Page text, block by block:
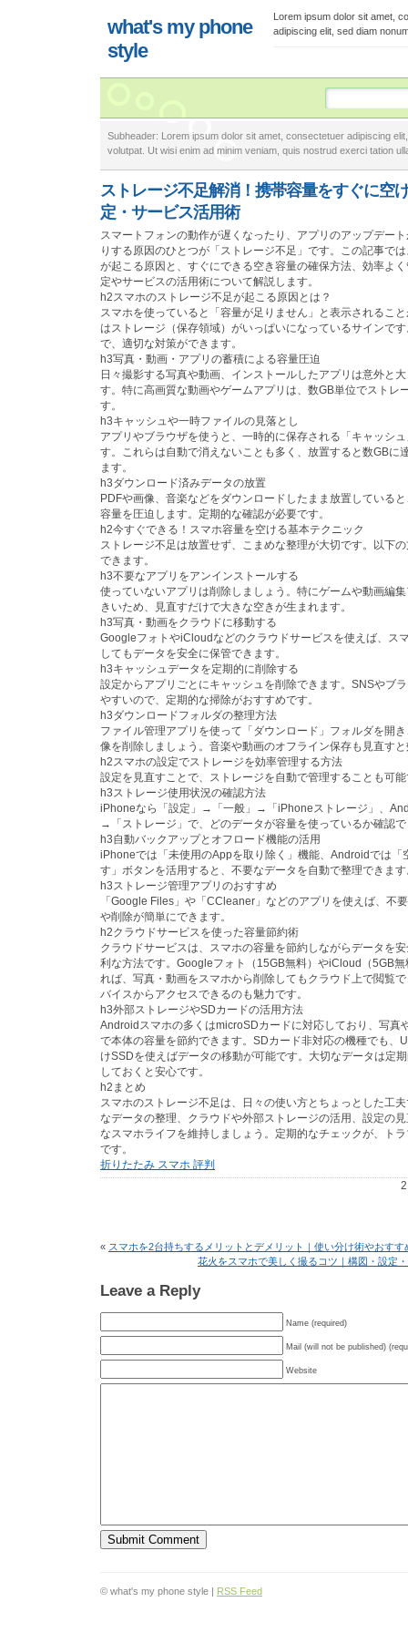
Lorem ipsum dolor sit amet,
adipiscing elit, sed diam
what's my phone
style
Subheader: Lorem ipsum dolor sit amet, consectetuer adipiscing
volutpat. Ut wisi enim ad minim veniam, quis nostrud exerci tation
ストレージ不足解消！携帯容量をすぐに空
定・サービス活用術
スマートフォンの動作が遅くなったり、アプリのアップデー
りする原因のひとつが「ストレージ不足」です。この記事で
が起こる原因と、すぐにできる空き容量の確保方法、効率よ
定やサービスの活用術について解説します。
h2スマホのストレージ不足が起こる原因とは？
スマホを使っていると「容量が足りません」と表示されるこ
はストレージ（保存領域）がいっぱいになっているサインで
で、適切な対策ができます。
h3写真・動画・アプリの蓄積による容量圧迫
日々撮影する写真や動画、インストールしたアプリは意外と
す。特に高画質な動画やゲームアプリは、数GB単位でストレ
す。
h3キャッシュや一時ファイルの見落とし
アプリやブラウザを使うと、一時的に保存される「キャッシ
す。これらは自動で消えないことも多く、放置すると数GBに
ます。
h3ダウンロード済みデータの放置
PDFや画像、音楽などをダウンロードしたまま放置している
容量を圧迫します。定期的な確認が必要です。
h2今すぐできる！スマホ容量を空ける基本テクニック
ストレージ不足は放置せず、こまめな整理が大切です。以下
できます。
h3不要なアプリをアンインストールする
使っていないアプリは削除しましょう。特にゲームや動画編
きいため、見直すだけで大きな空きが生まれます。
h3写真・動画をクラウドに移動する
GoogleフォトやiCloudなどのクラウドサービスを使えば、ス
してもデータを安全に保管できます。
h3キャッシュデータを定期的に削除する
設定からアプリごとにキャッシュを削除できます。SNSやブ
やすいので、定期的な掃除がおすすめです。
h3ダウンロードフォルダの整理方法
ファイル管理アプリを使って「ダウンロード」フォルダを開
像を削除しましょう。音楽や動画のオフライン保存も見直す
h2スマホの設定でストレージを効率管理する方法
設定を見直すことで、ストレージを自動で管理することも可
h3ストレージ使用状況の確認方法
iPhoneなら「設定」→「一般」→「iPhoneストレージ」、
→「ストレージ」で、どのデータが容量を使っているか確認
h3自動バックアップとオフロード機能の活用
iPhoneでは「未使用のAppを取り除く」機能、Androidでは「
す」ボタンを活用すると、不要なデータを自動で整理できま
h3ストレージ管理アプリのおすすめ
「Google Files」や「CCleaner」などのアプリを使えば、不
や削除が簡単にできます。
h2クラウドサービスを使った容量節約術
クラウドサービスは、スマホの容量を節約しながらデータを
利な方法です。Googleフォト（15GB無料）やiCloud（5GB
れば、写真・動画をスマホから削除してもクラウド上で閲覧
バイスからアクセスできるのも魅力です。
h3外部ストレージやSDカードの活用方法
Androidスマホの多くはmicroSDカードに対応しており、写真
で本体の容量を節約できます。SDカード非対応の機種でも、
けSSDを使えばデータの移動が可能です。大切なデータは定
しておくと安心です。
h2まとめ
スマホのストレージ不足は、日々の使い方とちょっとした工
なデータの整理、クラウドや外部ストレージの活用、設定の
なスマホライフを維持しましょう。定期的なチェックが、ト
です。
折りたたみ スマホ 評判
« スマホを2台持ちするメリットとデメリット｜使い分け術やおすす
花火をスマホで美しく撮るコツ｜構図・設定
Leave a Reply
Name (required)
Mail (will not be published)
Website
© what's my phone style | RSS Feed